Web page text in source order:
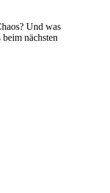
Und was
nächsten